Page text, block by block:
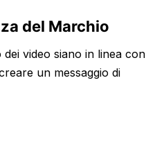
del Marchio
video siano in linea con
un messaggio di